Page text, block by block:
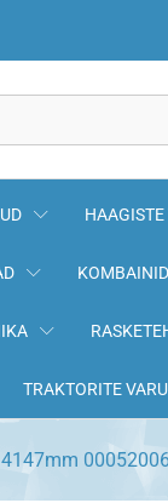
TRAKTORITE